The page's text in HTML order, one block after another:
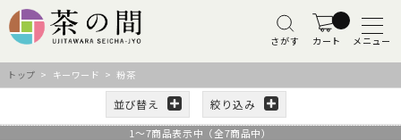
さがす カート メニュー
トップ > キーワード > 粉茶
並び替え 絞り込み
1 ～7商品表示中（全7商品中）